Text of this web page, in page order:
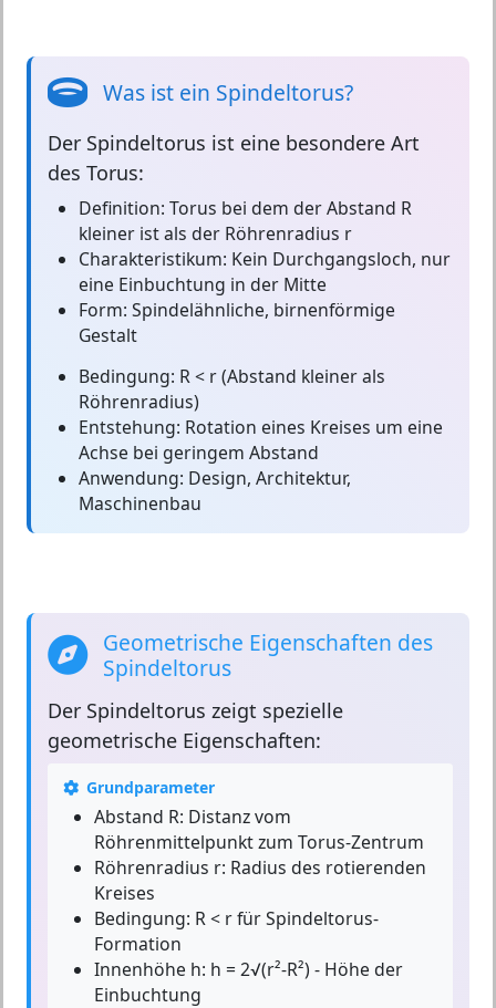
Was ist ein Spindeltorus?
Der Spindeltorus ist eine besondere Art
des Torus:
Definition: Torus bei dem der Abstand R
kleiner ist als der Röhrenradius r
Charakteristikum: Kein Durchgangsloch, nur
eine Einbuchtung in der Mitte
Form: Spindelähnliche, birnenförmige
Gestalt
Bedingung: R < r (Abstand kleiner als
Röhrenradius)
Entstehung: Rotation eines Kreises um eine
Achse bei geringem Abstand
Anwendung: Design, Architektur,
Maschinenbau
Geometrische Eigenschaften des
Spindeltorus
Der Spindeltorus zeigt spezielle
geometrische Eigenschaften:
Grundparameter
Abstand R: Distanz vom
Röhrenmittelpunkt zum Torus-Zentrum
Röhrenradius r: Radius des rotierenden
Kreises
Bedingung: R < r für Spindeltorus-
Formation
Innenhöhe h: h = 2√(r²-R²) - Höhe der
Einbuchtung